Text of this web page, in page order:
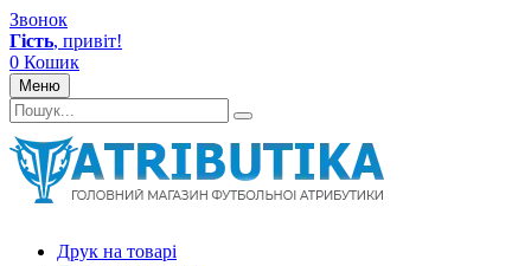
Звонок
Гість, привіт!
0 Кошик
Меню
Друк на товарі